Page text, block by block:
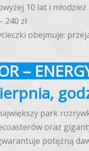
10 lat i młodzież
240 zł
obejmuje:
–
park
oraz
potężną